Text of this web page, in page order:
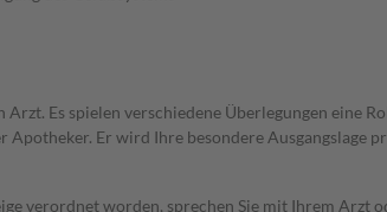
Arzt. Es spielen verschiedene Überlegungen eine
Apotheker. Er wird Ihre besondere
verordnet worden, sprechen Sie mit Ihrem Arzt